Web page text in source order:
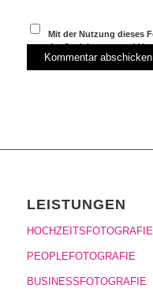
Mit der Nutzung dieses
der Speicherung und
diese Website
LEISTUNGEN
HOCHZEITSFOTOGRAFIE
PEOPLEFOTOGRAFIE
BUSINESSFOTOGRAFIE